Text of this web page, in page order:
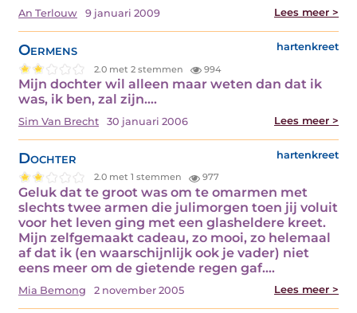
An Terlouw 9 januari 2009 Lees meer >
Oermens hartenkreet
2.0 met 2 stemmen 994
Mijn dochter wil alleen maar weten dan dat ik
was, ik ben, zal zijn.…
Sim Van Brecht 30 januari 2006 Lees meer >
Dochter hartenkreet
2.0 met 1 stemmen 977
Geluk dat te groot was om te omarmen met
slechts twee armen die julimorgen toen jij voluit
voor het leven ging met een glasheldere kreet.
Mijn zelfgemaakt cadeau, zo mooi, zo helemaal
af dat ik (en waarschijnlijk ook je vader) niet
eens meer om de gietende regen gaf.…
Mia Bemong 2 november 2005 Lees meer >